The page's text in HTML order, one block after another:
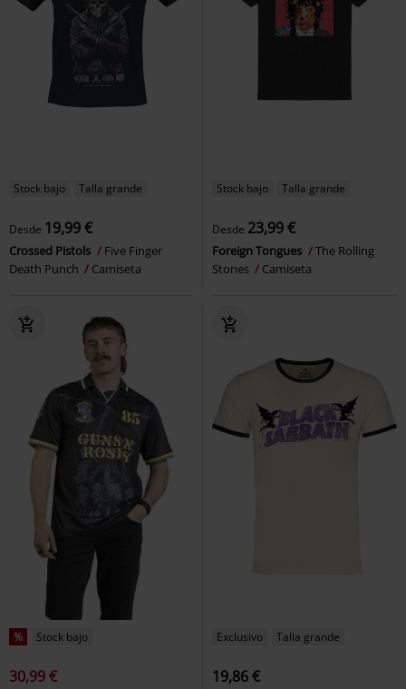
Stock bajo Talla grande
Desde 19,99 €
Crossed Pistols
Five Finger
Death Punch
Camiseta
Stock bajo Talla grande
Desde 23,99 €
Foreign Tongues
The Rolling
Stones
Camiseta
% Stock bajo
30,99 €
Exclusivo Talla grande
19,86 €